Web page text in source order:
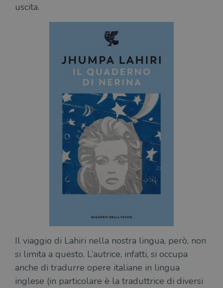
uscita.
Il viaggio di Lahiri nella nostra lingua, però, non
si limita a questo. L’autrice, infatti, si occupa
anche di tradurre opere italiane in lingua
inglese (in particolare è la traduttrice di diversi